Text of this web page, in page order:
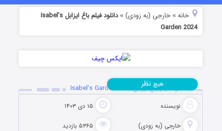
خانه »خارجی (به زودی) »
دانلود فیلم باغ ایزابل Isabel’s
Garden 2024
دانلود فیلم باغ ایزابل Isabel’s Garden 2024
نویسنده ۱۵ دی ۱۴۰۳
خارجی (به زودی) ۵۳۶۵ بازدید
هیچ نظر